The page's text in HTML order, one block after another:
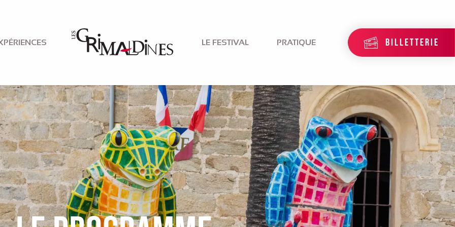
BILLETTERIE
LE FESTIVAL PRATIQUE